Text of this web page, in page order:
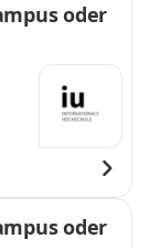
oder
oder